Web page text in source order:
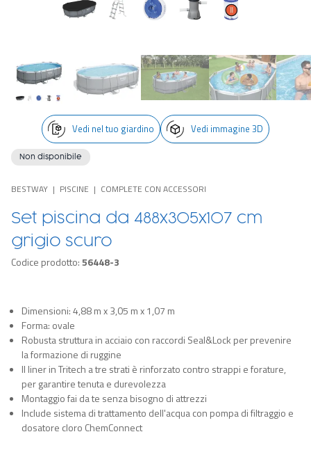
Vedi nel tuo giardino Vedi immagine 3D
Non disponibile
BESTWAY PISCINE COMPLETE CON ACCESSORI
Set piscina da 488x305x107 cm
grigio scuro
Codice prodotto:56448-3
Dimensioni: 4,88 m x 3,05 m x 1,07 m
Forma: ovale
Robusta struttura in acciaio con raccordi Seal&Lock per prevenire
la formazione di ruggine
Il liner in Tritech a tre strati è rinforzato contro strappi e forature,
per garantire tenuta e durevolezza
Montaggio fai da te senza bisogno di attrezzi
Include sistema di trattamento dell'acqua con pompa di filtraggio e
dosatore cloro ChemConnect